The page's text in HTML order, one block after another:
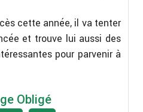
cette année, il va tenter
et trouve lui aussi des
pour parvenir à
Obligé